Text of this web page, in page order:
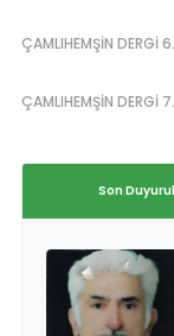
ÇAMLIHEMŞİN DERGİ
ÇAMLIHEMŞİN DERGİ
Son